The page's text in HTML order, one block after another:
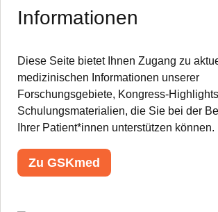
Informationen
Diese Seite bietet Ihnen Zugang zu
medizinischen Informationen unserer
Forschungsgebiete, Kongress-
Schulungsmaterialien, die Sie bei der
Ihrer Patient*innen unterstützen können.
Zu GSKmed